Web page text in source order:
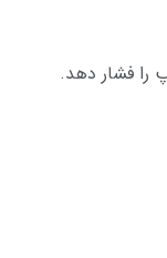
را فشار دهد.